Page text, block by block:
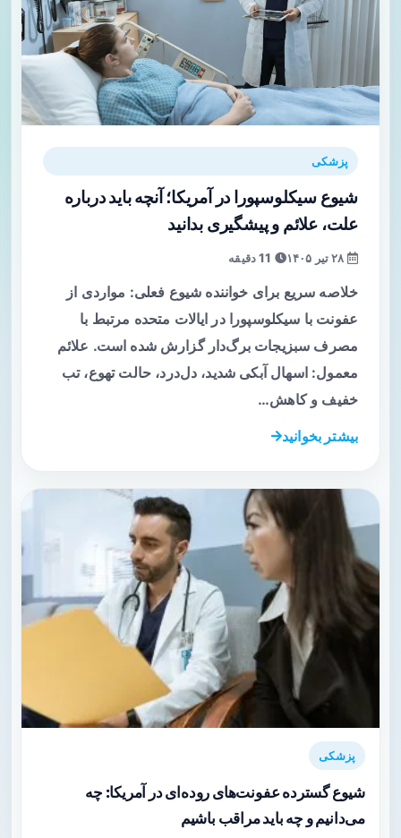
پزشکی
شیوع سیکلوسپورا در آمریکا؛ آنچه باید درباره
علت، علائم و پیشگیری بدانید
خلاصه سریع برای خواننده شیوع فعلی: مواردی از
عفونت با سیکلوسپورا در ایالات متحده مرتبط با
مصرف سبزیجات برگ‌دار گزارش شده است. علائم
معمول: اسهال آبکی شدید، دل‌درد، حالت تهوع، تب
خفیف و کاهش…
بیشتر بخوانید
پزشکی
شیوع گسترده عفونت‌های روده‌ای در آمریکا: چه
می‌دانیم و چه باید مراقب باشیم